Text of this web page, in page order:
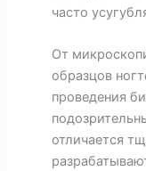
часто
От
образцов
проведения
отличается